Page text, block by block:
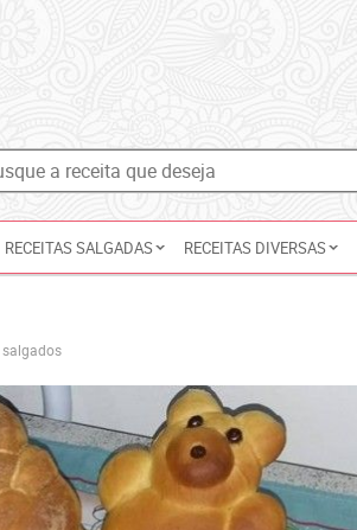
RECEITAS SALGADAS RECEITAS DIVERSAS
salgados